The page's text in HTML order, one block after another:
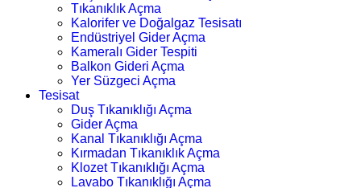
Tıkanıklık Açma
Kalorifer ve Doğalgaz Tesisatı
Endüstriyel Gider Açma
Kameralı Gider Tespiti
Balkon Gideri Açma
Yer Süzgeci Açma
Tesisat
Duş Tıkanıklığı Açma
Gider Açma
Kanal Tıkanıklığı Açma
Kırmadan Tıkanıklık Açma
Klozet Tıkanıklığı Açma
Lavabo Tıkanıklığı Açma